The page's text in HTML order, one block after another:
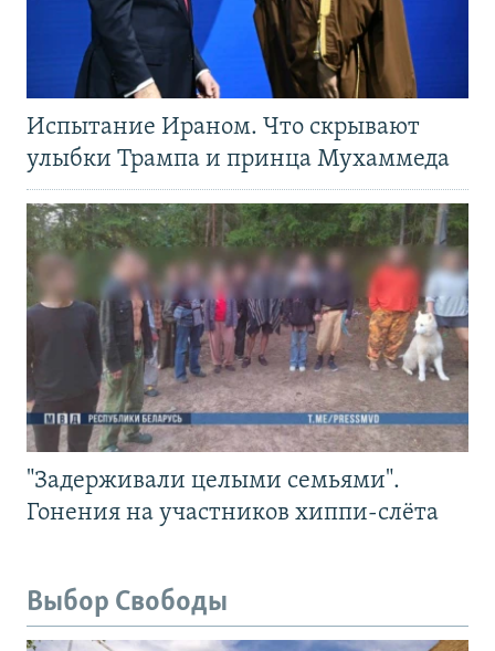
Испытание Ираном. Что скрывают
улыбки Трампа и принца Мухаммеда
"Задерживали целыми семьями".
Гонения на участников хиппи-слёта
Выбор Свободы